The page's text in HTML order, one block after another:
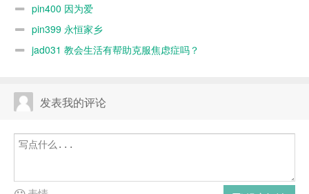
pin400 因为爱
pin399 永恒家乡
jad031 教会生活有帮助克服焦虑症吗？
发表我的评论